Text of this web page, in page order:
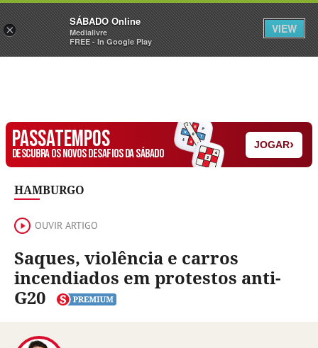
Sábado Assine Iniciar Sessão
PASSATEMPOS
DESCUBRA OS NOVOS DESAFIOS DA SÁBADO
JOGAR›
HAMBURGO
OUVIR ARTIGO
Saques, violência e carros
incendiados em protestos anti-
G20
×
SÁBADO Online
Medialivre
FREE - In Google Play
VIEW